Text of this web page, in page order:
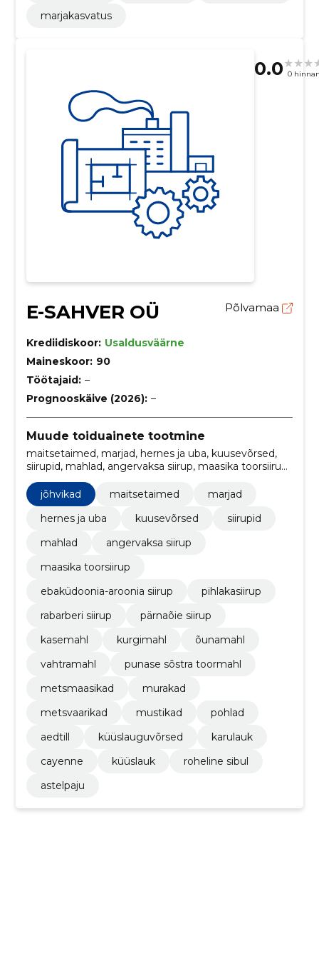
marjakasvatus
0.0 0
E-SAHVER OÜ Põlvamaa
Krediidiskoor: Usaldusväärne
Maineskoor: 90
Töötajaid: –
Prognooskäive (2026): –
Muude toiduainete tootmine
maitsetaimed, marjad, hernes ja uba, kuusevõrsed,
siirupid, mahlad, angervaksa siirup, maasika toorsiirup,
jõhvikad
maitsetaimed
marjad
hernes ja uba
kuusevõrsed
siirupid
mahlad
angervaksa siirup
maasika toorsiirup
ebaküdoonia-aroonia siirup
pihlakasiirup
rabarberi siirup
pärnaõie siirup
kasemahl
kurgimahl
õunamahl
vahtramahl
punase sõstra toormahl
metsmaasikad
murakad
metsvaarikad
mustikad
pohlad
aedtill
küüslauguvõrsed
karulauk
cayenne
küüslauk
roheline sibul
astelpaju